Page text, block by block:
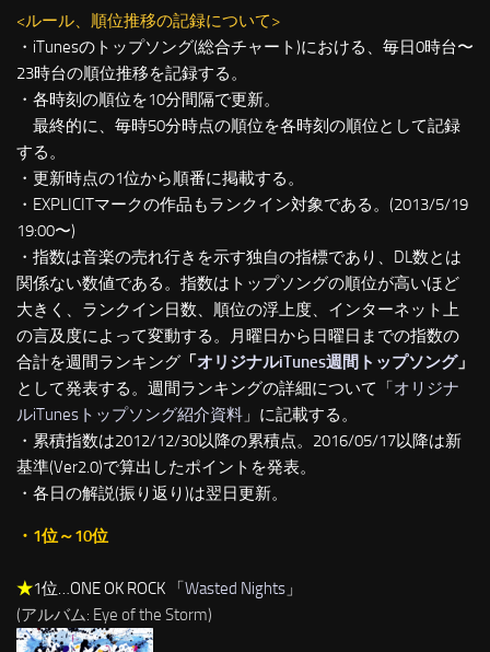
<ルール、順位推移の記録について>
・iTunesのトップソング(総合チャート)における、毎日0時台〜
23時台の順位推移を記録する。
・各時刻の順位を10分間隔で更新。
最終的に、毎時50分時点の順位を各時刻の順位として記録
する。
・更新時点の1位から順番に掲載する。
・EXPLICITマークの作品もランクイン対象である。(2013/5/19
19:00〜)
・指数は音楽の売れ行きを示す独自の指標であり、DL数とは
関係ない数値である。指数はトップソングの順位が高いほど
大きく、ランクイン日数、順位の浮上度、インターネット上
の言及度によって変動する。月曜日から日曜日までの指数の
合計を週間ランキング 「オリジナルiTunes週間トップソング」
として発表する。週間ランキングの詳細について「オリジナ
ルiTunesトップソング紹介資料 」に記載する。
・累積指数は2012/12/30以降の累積点。2016/05/17以降は新
基準(Ver2.0)で算出したポイントを発表。
・各日の解説(振り返り)は翌日更新。
・1位～10位
★1位…ONE OK ROCK 「Wasted Nights 」
(アルバム: Eye of the Storm)